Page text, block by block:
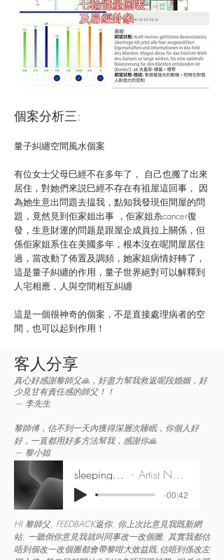
個案分析三:
量子糾纏空間風水個案
有位女士父母巳經不在多年了， 自己也搬了出來
居住，對她們來説巳經不存在有祖屋這回事， 因
為她生意出問題去揾我，點知我發現佢間屋的問
題，竟然見到佢家姐出事 ，佢家姐糸cancer復
發，生意財運的問题是跟屋企成員拉上關係，但
係佢家姐系住在美國多年，根本沒在呢間屋居住
過，當改動了佈置及調頻，她家姐病情好轉了，
這是量子糾纏的作用，量子世界絕對可以解釋到
人宅相應，人與空間相互糾纏
這是一個很神奇的個案，不是直接處理病者的空
間，也可以起到作用！
客人分享
真心好感謝黎師父🙏，好盡力幫我救返呢段婚姻，好
少見甘有責任感的師父！！
— 李先生
黎師傅，估不到一天內獲得深層次睡眠，你個人好
好，一直都用好多方法幫我，感謝你🙏
— 黎小姐
HI 黎師父, FEEDBACK返你, 你上次比意見我既新網
站, 一聽倒你意見我就叫同事改一改個圖, 其實我都估
唔到個改一改個圖都會帶黎咁大效益既,估唔到係改左
sleepingwell Artist Name
-00:42